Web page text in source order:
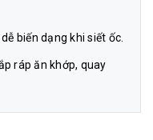
biến dạng khi siết ốc.
ráp ăn khớp, quay